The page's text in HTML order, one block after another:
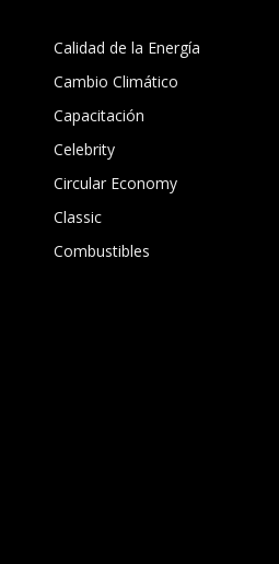
Calidad de la Energía
Cambio Climático
Capacitación
Celebrity
Circular Economy
Classic
Combustibles